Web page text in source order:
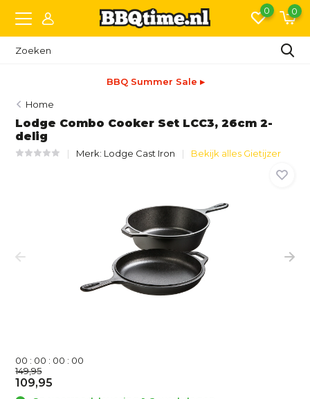
0 0
BBQ Summer Sale ▸
Home
Lodge Combo Cooker Set LCC3, 26cm 2-
delig
Merk: Lodge Cast Iron Bekijk alles Gietijzer
00 : 00 : 00 : 00
149,95
109,95